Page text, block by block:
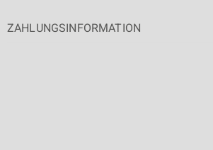
ZAHLUNGSINFORMATION